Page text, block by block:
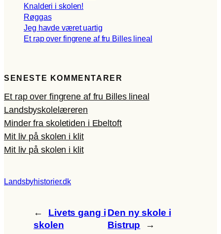
Knalderi i skolen!
Røggas
Jeg havde været uartig
Et rap over fingrene af fru Billes lineal
SENESTE KOMMENTARER
Et rap over fingrene af fru Billes lineal
Landsbyskolelæreren
Minder fra skoletiden i Ebeltoft
Mit liv på skolen i klit
Mit liv på skolen i klit
Landsbyhistorier.dk
←
Livets gang i
skolen
Den ny skole i
Bistrup
→